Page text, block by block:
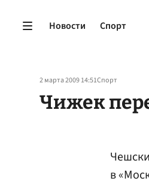
Новости Спорт
2 марта 2009 14:51Спорт
Чижек
в